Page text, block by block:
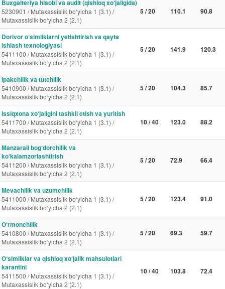
Buxgalteriya hisobi va audit (qishloq xo‘jaligida)
5230901 / Mutaxassislik bo‘yicha 1 (3.1) /
Mutaxassislik bo‘yicha 2 (2.1)
5 / 20 110.1 90.8
Dorivor o‘simliklarni yetishtirish va qayta
ishlash texnologiyasi
5411100 / Mutaxassislik bo‘yicha 1 (3.1) /
Mutaxassislik bo‘yicha 2 (2.1)
5 / 20 141.9 120.3
Ipakchilik va tutchilik
5410900 / Mutaxassislik bo‘yicha 1 (3.1) /
Mutaxassislik bo‘yicha 2 (2.1)
5 / 20 104.3 85.7
Issiqxona xo‘jaligini tashkil etish va yuritish
5411700 / Mutaxassislik bo‘yicha 1 (3.1) /
Mutaxassislik bo‘yicha 2 (2.1)
10 / 40 123.0 88.2
Manzarali bog‘dorchilik va
ko‘kalamzorlashtirish
5411200 / Mutaxassislik bo‘yicha 1 (3.1) /
Mutaxassislik bo‘yicha 2 (2.1)
5 / 20 72.9 66.4
Mevachilik va uzumchilik
5411000 / Mutaxassislik bo‘yicha 1 (3.1) /
Mutaxassislik bo‘yicha 2 (2.1)
5 / 20 123.4 91.0
O‘rmonchilik
5410800 / Mutaxassislik bo‘yicha 1 (3.1) /
Mutaxassislik bo‘yicha 2 (2.1)
5 / 20 69.3 59.7
O‘simliklar va qishloq xo‘jalik mahsulotlari
karantini
5411500 / Mutaxassislik bo‘yicha 1 (3.1) /
Mutaxassislik bo‘yicha 2 (2.1)
10 / 40 103.8 72.4